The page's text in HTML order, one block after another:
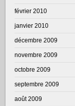
février 2010
janvier 2010
décembre 2009
novembre 2009
octobre 2009
septembre 2009
août 2009